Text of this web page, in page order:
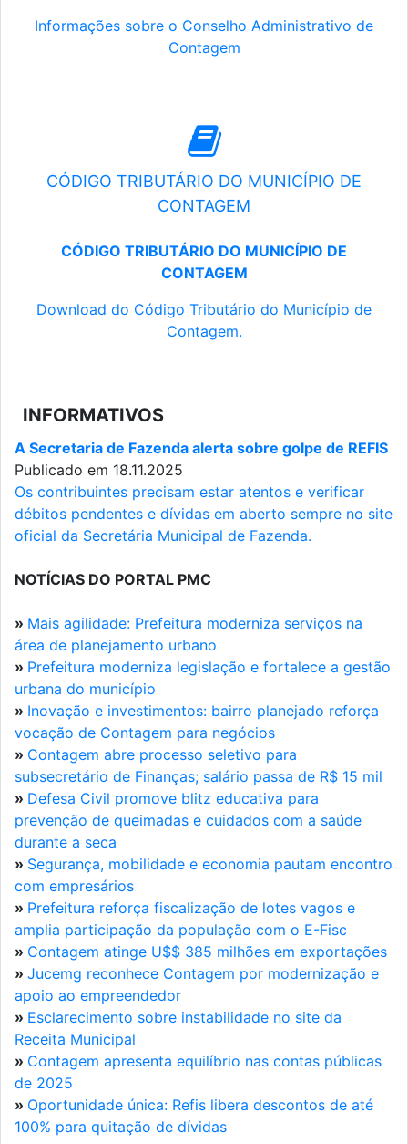
Informações sobre o Conselho Administrativo de
Contagem
CÓDIGO TRIBUTÁRIO DO MUNICÍPIO DE
CONTAGEM
CÓDIGO TRIBUTÁRIO DO MUNICÍPIO DE
CONTAGEM
Download do Código Tributário do Município de
Contagem.
INFORMATIVOS
A Secretaria de Fazenda alerta sobre golpe de REFIS
Publicado em 18.11.2025
Os contribuintes precisam estar atentos e verificar
débitos pendentes e dívidas em aberto sempre no site
oficial da Secretária Municipal de Fazenda.
NOTÍCIAS DO PORTAL PMC
» Mais agilidade: Prefeitura moderniza serviços na
área de planejamento urbano
» Prefeitura moderniza legislação e fortalece a gestão
urbana do município
» Inovação e investimentos: bairro planejado reforça
vocação de Contagem para negócios
» Contagem abre processo seletivo para
subsecretário de Finanças; salário passa de R$ 15 mil
» Defesa Civil promove blitz educativa para
prevenção de queimadas e cuidados com a saúde
durante a seca
» Segurança, mobilidade e economia pautam encontro
com empresários
» Prefeitura reforça fiscalização de lotes vagos e
amplia participação da população com o E-Fisc
» Contagem atinge U$$ 385 milhões em exportações
» Jucemg reconhece Contagem por modernização e
apoio ao empreendedor
» Esclarecimento sobre instabilidade no site da
Receita Municipal
» Contagem apresenta equilíbrio nas contas públicas
de 2025
» Oportunidade única: Refis libera descontos de até
100% para quitação de dívidas